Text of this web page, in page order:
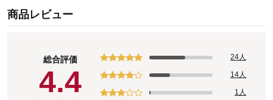
商品レビュー
総合評価
4.4
24人
14人
1人